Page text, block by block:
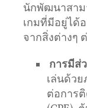
นักพัฒนาสาม
เกมที่มีอยู่ได้
จากสิ่งต่างๆ
การมีส่
เล่นด้ว
ต่อการ